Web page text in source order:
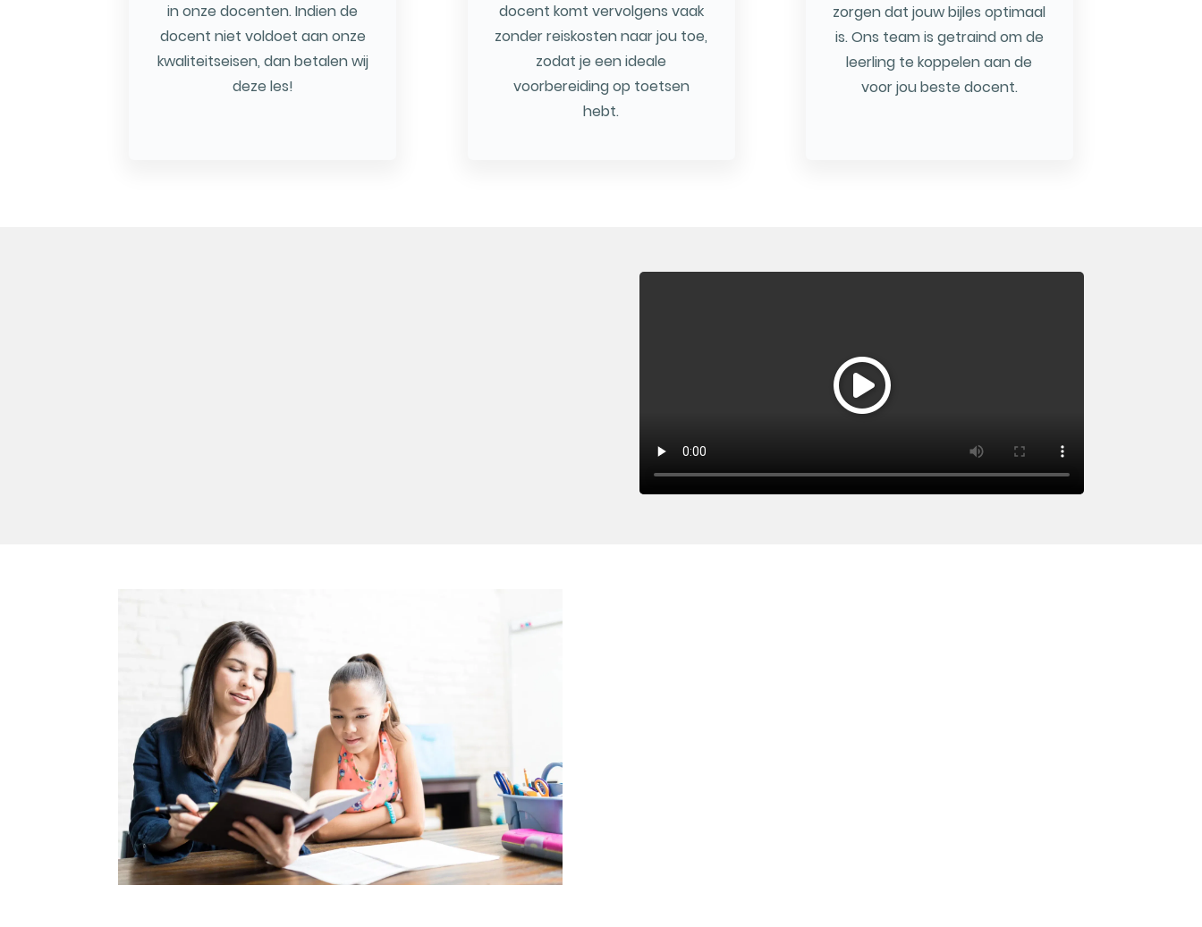
in onze docenten. Indien de
docent niet voldoet aan onze
kwaliteitseisen, dan betalen wij
deze les!
docent komt vervolgens vaak
zonder reiskosten naar jou toe,
zodat je een ideale
voorbereiding op toetsen
hebt.
zorgen dat jouw bijles optimaal
is. Ons team is getraind om de
leerling te koppelen aan de
voor jou beste docent.